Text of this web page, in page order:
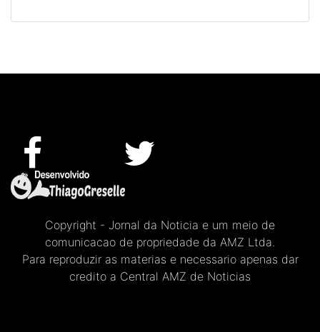
Copyright - Jornal da Noticia e um meio de
comunicacao de propriedade da AMZ Ltda.
Para reproduzir as materias e necessario apenas dar
credito a Central AMZ de Noticias